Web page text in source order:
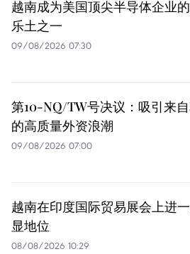
越南成为美国顶尖半导体企业
乐土之一
09/08/2026 07:30
第10-NQ/TW号决议：吸引来
的高质量外资浪潮
09/08/2026 07:00
越南在印度国际贸易展会上进
显地位
08/08/2026 10:29